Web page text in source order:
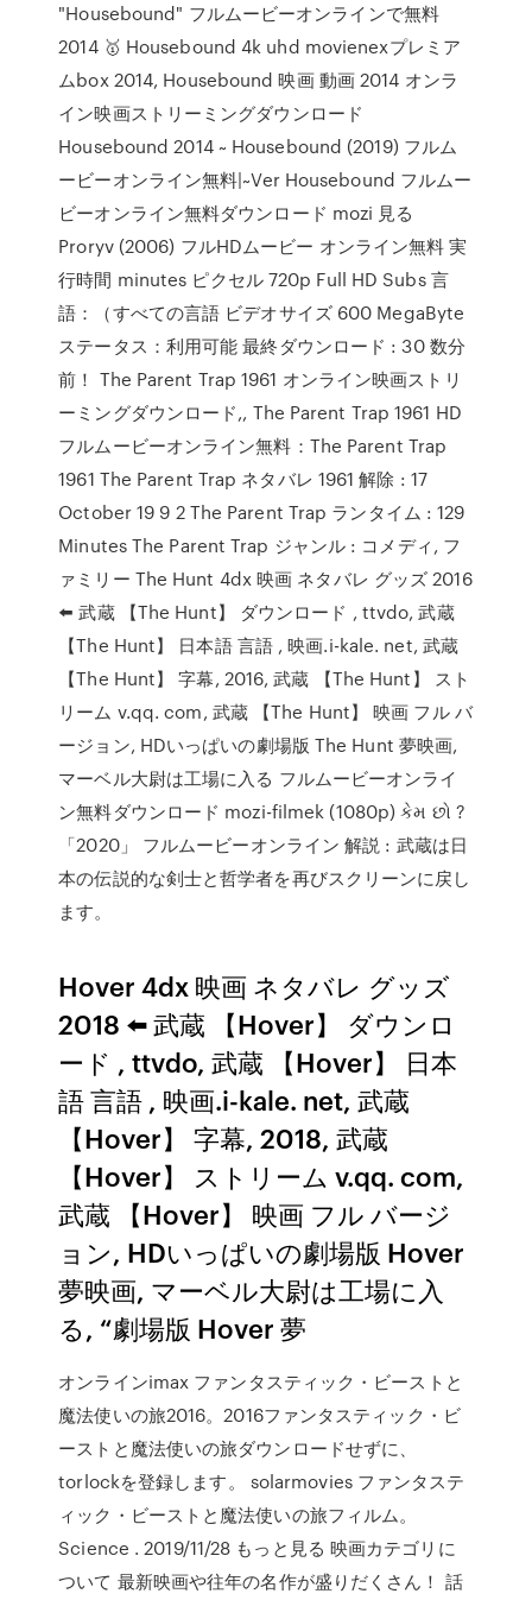
"Housebound" フルムービーオンラインで無料
2014 🥇 Housebound 4k uhd movienexプレミア
ムbox 2014, Housebound 映画 動画 2014 オンラ
イン映画ストリーミングダウンロード
Housebound 2014 ~ Housebound (2019) フルム
ービーオンライン無料|~Ver Housebound フルムー
ビーオンライン無料ダウンロード mozi 見る
Proryv (2006) フルHDムービー オンライン無料 実
行時間 minutes ピクセル 720p Full HD Subs 言
語：（すべての言語 ビデオサイズ 600 MegaByte
ステータス：利用可能 最終ダウンロード : 30 数分
前！ The Parent Trap 1961 オンライン映画ストリ
ーミングダウンロード,, The Parent Trap 1961 HD
フルムービーオンライン無料：The Parent Trap
1961 The Parent Trap ネタバレ 1961 解除 : 17
October 19 9 2 The Parent Trap ランタイム : 129
Minutes The Parent Trap ジャンル : コメディ, フ
ァミリー The Hunt 4dx 映画 ネタバレ グッズ 2016
⬅️ 武蔵 【The Hunt】 ダウンロード , ttvdo, 武蔵
【The Hunt】 日本語 言語 , 映画.i-kale. net, 武蔵
【The Hunt】 字幕, 2016, 武蔵 【The Hunt】 スト
リーム v.qq. com, 武蔵 【The Hunt】 映画 フル バ
ージョン, HDいっぱいの劇場版 The Hunt 夢映画,
マーベル大尉は工場に入る フルムービーオンライ
ン無料ダウンロード mozi-filmek (1080p) કેમ છો ?
「2020」 フルムービーオンライン 解説 : 武蔵は日
本の伝説的な剣士と哲学者を再びスクリーンに戻し
ます。
Hover 4dx 映画 ネタバレ グッズ
2018 ⬅️ 武蔵 【Hover】 ダウンロ
ード , ttvdo, 武蔵 【Hover】 日本
語 言語 , 映画.i-kale. net, 武蔵
【Hover】 字幕, 2018, 武蔵
【Hover】 ストリーム v.qq. com,
武蔵 【Hover】 映画 フル バージ
ョン, HDいっぱいの劇場版 Hover
夢映画, マーベル大尉は工場に入
る, “劇場版 Hover 夢
オンラインimax ファンタスティック・ビーストと
魔法使いの旅2016。2016ファンタスティック・ビ
ーストと魔法使いの旅ダウンロードせずに、
torlockを登録します。 solarmovies ファンタステ
ィック・ビーストと魔法使いの旅フィルム。
Science . 2019/11/28 もっと見る 映画カテゴリに
ついて 最新映画や往年の名作が盛りだくさん！ 話